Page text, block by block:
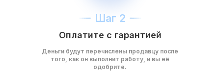
Шаг 2
Оплатите с гарантией
Деньги будут перечислены продавцу после
того, как он выполнит работу, и вы её
одобрите.